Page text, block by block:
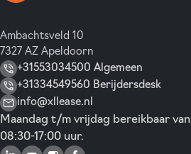
Ambachtsveld 10
7327 AZ Apeldoorn
+31553034500 Algemeen
+31334549560 Berijdersdesk
info@xllease.nl
Maandag t/m vrijdag bereikbaar van
08:30-17:00 uur.